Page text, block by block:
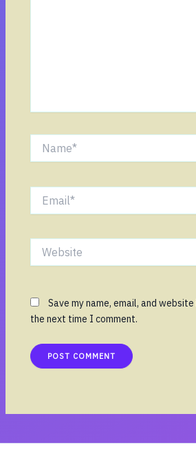
Website
Save my name, email, and
the next time I comment.